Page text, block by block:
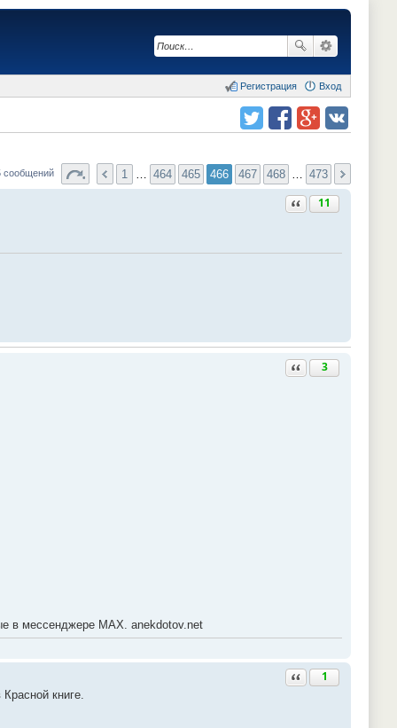
Вход
Регистрация
сообщений 1 464 465 466 467 468 473
Ответить с цитатой
11
Ответить с цитатой
3
в мессенджере МАХ. anekdotov.net
Ответить с цитатой
1
книге.